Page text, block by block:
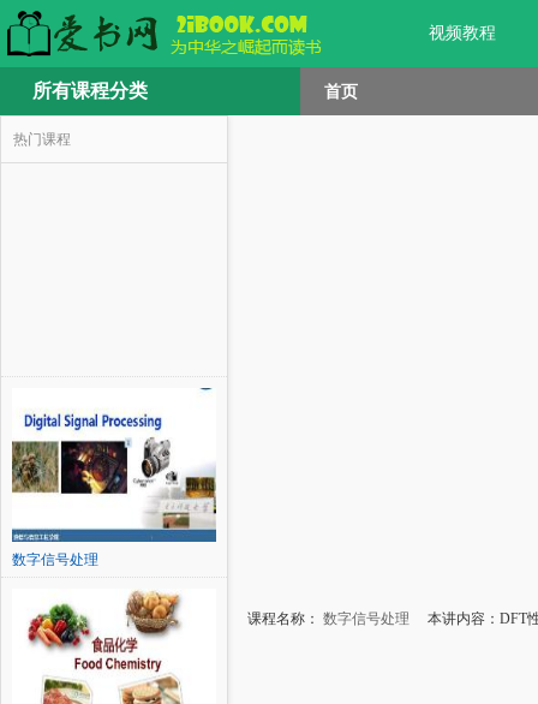
视频教程
所有课程分类 首页
热门课程
数字信号处理
课程名称： 数字信号处理 本讲内容：DFT